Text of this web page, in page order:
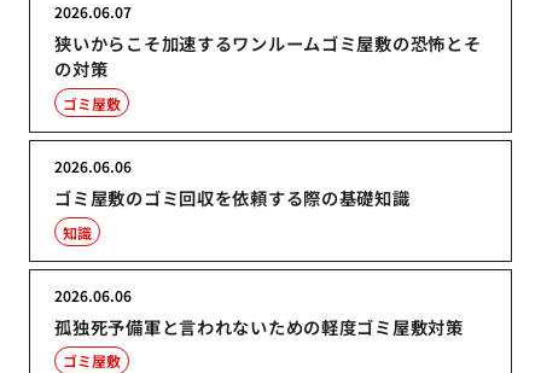
狭いからこそ加速するワンルームゴミ屋敷の恐怖とそ
の対策
2026.06.07
ゴミ屋敷
ゴミ屋敷のゴミ回収を依頼する際の基礎知識
2026.06.06
知識
孤独死予備軍と言われないための軽度ゴミ屋敷対策
2026.06.06
ゴミ屋敷